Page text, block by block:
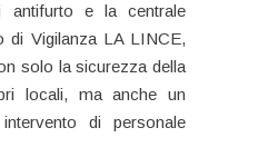
antifurto e la centrale
di Vigilanza LA LINCE,
solo la sicurezza della
locali, ma anche un
di personale